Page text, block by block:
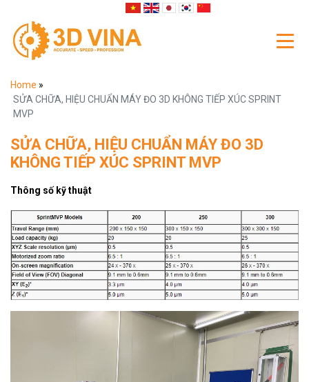
Home »
SỬA CHỮA, HIỆU CHUẨN MÁY ĐO 3D KHÔNG TIẾP XÚC SPRINT
MVP
SỬA CHỮA, HIỆU CHUẨN MÁY ĐO 3D
KHÔNG TIẾP XÚC SPRINT MVP
Thông số kỹ thuật